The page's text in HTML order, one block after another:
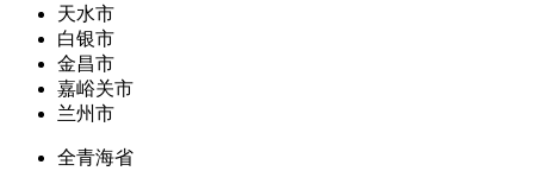
天水市
白银市
金昌市
嘉峪关市
兰州市
全青海省